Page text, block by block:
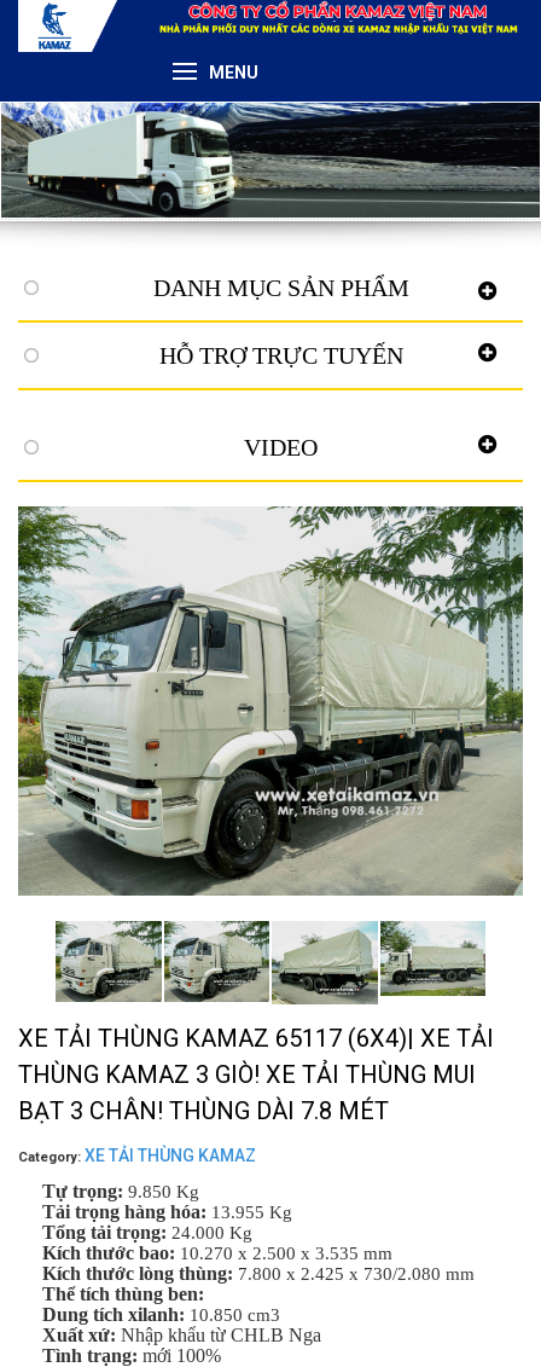
MENU
DANH MỤC SẢN PHẨM
HỖ TRỢ TRỰC TUYẾN
VIDEO
XE TẢI THÙNG KAMAZ 65117 (6X4)| XE TẢI
THÙNG KAMAZ 3 GIÒ! XE TẢI THÙNG MUI
BẠT 3 CHÂN! THÙNG DÀI 7.8 MÉT
Category: XE TẢI THÙNG KAMAZ
Tự trọng: 9.850 Kg
Tải trọng hàng hóa: 13.955 Kg
Tổng tải trọng: 24.000 Kg
Kích thước bao: 10.270 x 2.500 x 3.535 mm
Kích thước lòng thùng: 7.800 x 2.425 x 730/2.080 mm
Thể tích thùng ben:
Dung tích xilanh: 10.850 cm3
Xuất xứ: Nhập khẩu từ CHLB Nga
Tình trạng: mới 100%